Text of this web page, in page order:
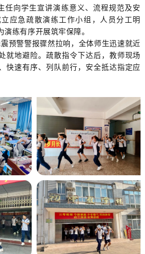
任向学生宣讲演练意义、流程规范及安
应急疏散演练工作小组，人员分工明
演练有序开展筑牢保障。
预警警报骤然拉响，全体师生迅速就近
就地避险。疏散指令下达后，教师现场
快速有序、列队前行，安全抵达指定应